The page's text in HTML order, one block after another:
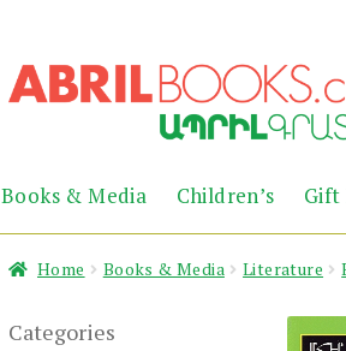
to
navigation
to
content
Books & Media Children’s Gift
Home Books & Media Literature
Categories